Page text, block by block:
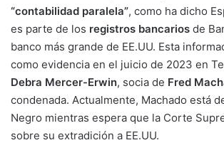
“contabilidad paralela”, como ha dicho
es parte de los registros bancarios de
banco más grande de EE.UU. Esta
como evidencia en el juicio de 2023 en
Debra Mercer-Erwin, socia de Fred
condenada. Actualmente, Machado está
Negro mientras espera que la Corte
sobre su extradición a EE.UU.